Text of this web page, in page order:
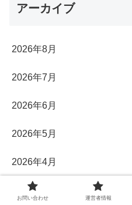
アーカイブ
2026年8月
2026年7月
2026年6月
2026年5月
2026年4月
2026年3月
お問い合わせ 運営者情報